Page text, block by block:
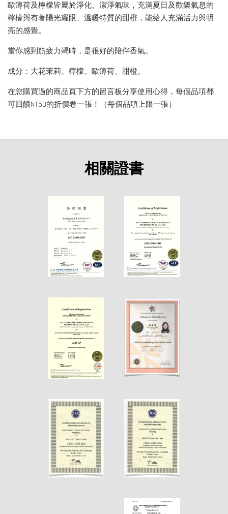
歐薄荷及檸檬皆屬於淨化、潔淨氣味，充滿夏日及歡樂氣息的
檸檬與有著陽光耀眼、溫暖特質的甜橙，能給人充滿活力與明
亮的感覺。
當你感到筋疲力竭時，是很好的陪伴香氣。
成分：大花茉莉、檸檬、歐薄荷、甜橙。
在您購買過的商品頁下方的留言板分享使用心得，每個品項都
可回饋NT50的折價卷一張！（每個品項上限一張）
相關證書